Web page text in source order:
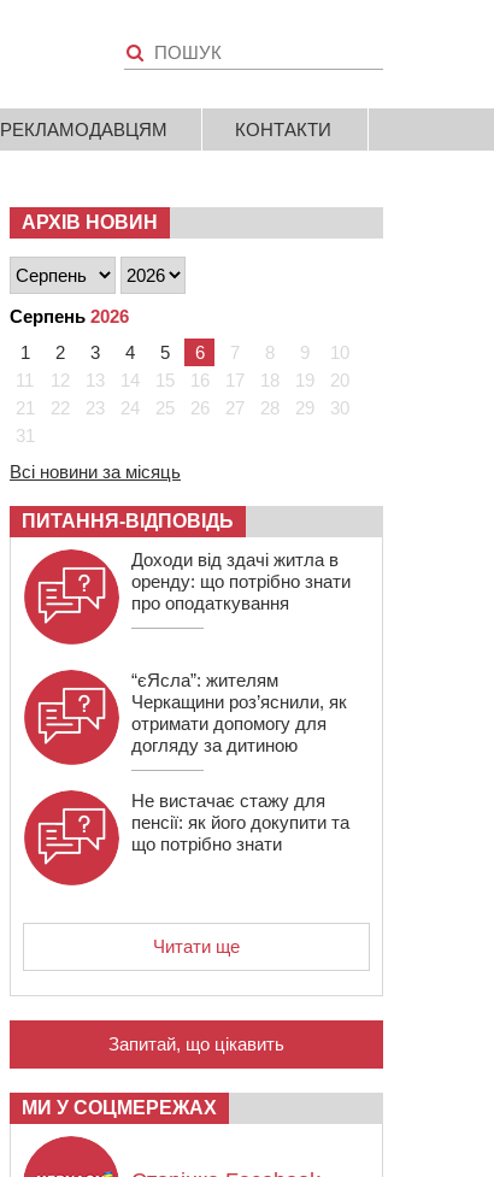
РЕКЛАМОДАВЦЯМ КОНТАКТИ
АРХІВ НОВИН
Серпень 2026
1
2 3 4 5 6 7 8 9
10
11
12 13 14 15 16 17 18 19
20
21
22 23 24 25 26 27 28 29
30
31
Всі новини за місяць
ПИТАННЯ-ВІДПОВІДЬ
Доходи від здачі житла в
оренду: що потрібно знати
про оподаткування
“єЯсла”: жителям
Черкащини роз’яснили, як
отримати допомогу для
догляду за дитиною
Не вистачає стажу для
пенсії: як його докупити та
що потрібно знати
Читати ще
Запитай, що цікавить
МИ У СОЦМЕРЕЖАХ